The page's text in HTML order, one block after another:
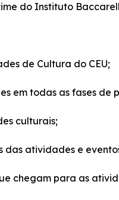
do Instituto
de Cultura do CEU;
em todas as fases
culturais;
atividades e
chegam para as